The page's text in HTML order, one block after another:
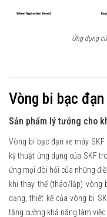
Ứng dụng
Vòng bi bạc đạn
Sản phẩm lý tưởng cho
Vòng bi bạc đạn xe máy
kỹ thuật ứng dụng của SKF
ứng mọi đòi hỏi của những
khi thay thế (tháo/lắp) vòng
dạng, thiết kế của vòng bi
tăng cường khả năng làm việc